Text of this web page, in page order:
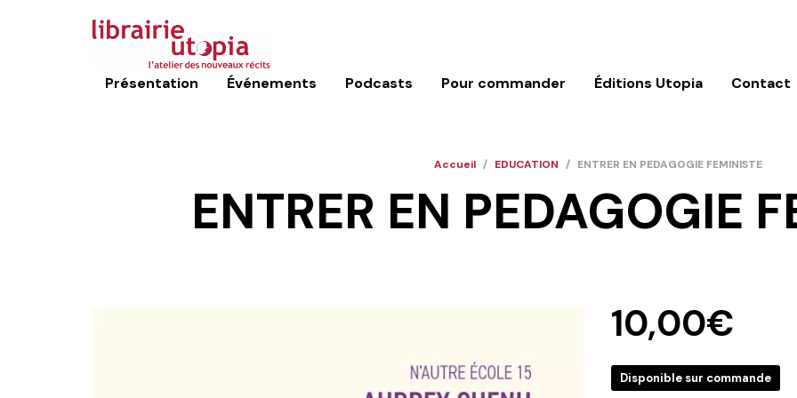
Présentation Événements Podcasts Pour commander Éditions Utopia Contact
Accueil / EDUCATION / ENTRER EN PEDAGOGIE FEMINISTE
ENTRER EN PEDAGOGIE
10,00€
Disponible sur commande